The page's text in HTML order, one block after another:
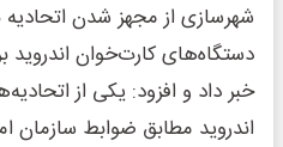
شهرسازی از مجهز شدن اتحادیه
دستگاه‌های کارت‌خوان
خبر داد و افزود: یکی از
اندروید مطابق ضوابط سازمان